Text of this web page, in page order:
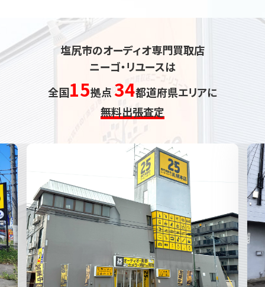
塩尻市のオーディオ専門買取店
ニーゴ・リユースは
全国15拠点 34都道府県エリアに
無料出張査定